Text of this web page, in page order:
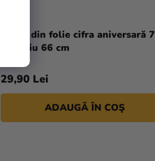
Balon din folie cifra aniversară 7
argintiu 66 cm
29,90 Lei
ADAUGĂ ÎN COŞ